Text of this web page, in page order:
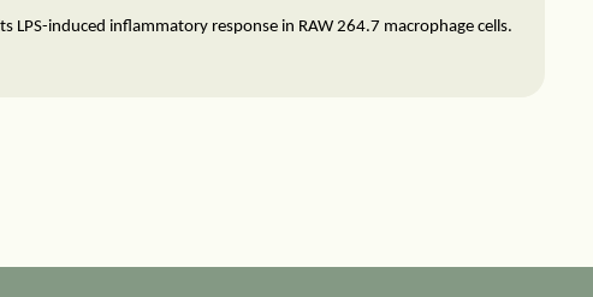
LPS-induced inflammatory response in RAW 264.7 macrophage cells.